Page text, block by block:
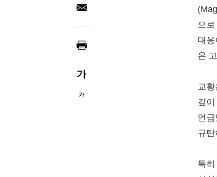
가
가
으
대
은
교
깊
언
규
특